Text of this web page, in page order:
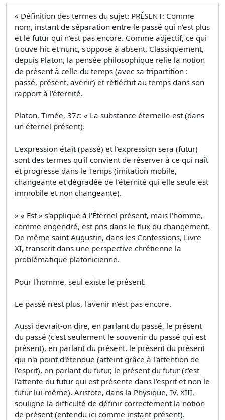
« Définition des termes du sujet: PRÉSENT: Comme
nom, instant de séparation entre le passé qui n'est plus
et le futur qui n'est pas encore. Comme adjectif, ce qui
trouve hic et nunc, s'oppose à absent. Classiquement,
depuis Platon, la pensée philosophique relie la notion
de présent à celle du temps (avec sa tripartition :
passé, présent, avenir) et réfléchit au temps dans son
rapport à l'éternité.
Platon, Timée, 37c: « La substance éternelle est (dans
un éternel présent).
L'expression était (passé) et l'expression sera (futur)
sont des termes qu'il convient de réserver à ce qui naît
et progresse dans le Temps (imitation mobile,
changeante et dégradée de l'éternité qui elle seule est
immobile et non changeante).
» « Est » s'applique à l'Éternel présent, mais l'homme,
comme engendré, est pris dans le flux du changement.
De même saint Augustin, dans les Confessions, Livre
XI, transcrit dans une perspective chrétienne la
problématique platonicienne.
Pour l'homme, seul existe le présent.
Le passé n'est plus, l'avenir n'est pas encore.
Aussi devrait-on dire, en parlant du passé, le présent
du passé (c'est seulement le souvenir du passé qui est
présent), en parlant du présent, le présent du présent
qui n'a point d'étendue (atteint grâce à l'attention de
l'esprit), en parlant du futur, le présent du futur (c'est
l'attente du futur qui est présente dans l'esprit et non le
futur lui-même). Aristote, dans la Physique, IV, XIII,
souligne la difficulté de définir correctement la notion
de présent (entendu ici comme instant présent).